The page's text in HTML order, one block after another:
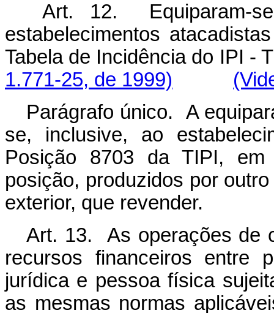
Art. 12. Equiparam-
estabelecimentos
Tabela de Incidência do
1.771-25, de 1999)
Parágrafo único. A
se, inclusive, ao
Posição 8703 da TIPI,
posição, produzidos por
exterior, que revender.
Art. 13. As operações de
recursos financeiros entre
jurídica e pessoa física
as mesmas normas